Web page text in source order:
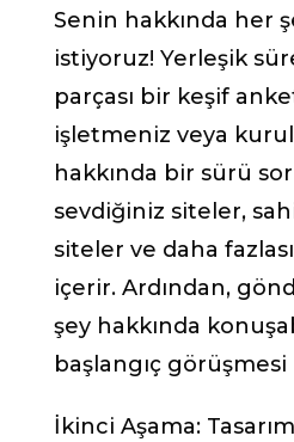
Senin hakkında her
istiyoruz! Yerleşik
parçası bir keşif
işletmeniz veya
hakkında bir sürü
sevdiğiniz siteler,
siteler ve daha
içerir. Ardından,
şey hakkında
başlangıç görüşmesi
İkinci Aşama: Tasarım